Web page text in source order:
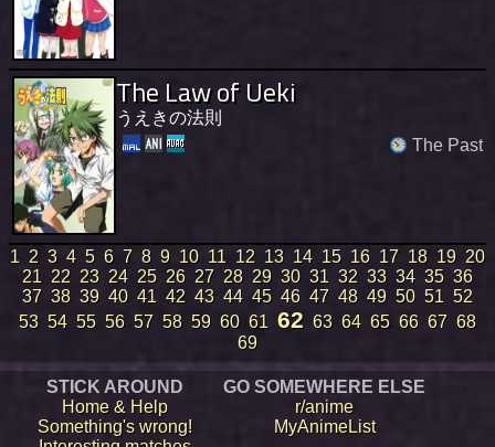
The Law of Ueki
うえきの法則
The Past
1 2 3 4 5 6 7 8 9 10 11 12 13 14 15 16 17 18 19 20
21 22 23 24 25 26 27 28 29 30 31 32 33 34 35 36
37 38 39 40 41 42 43 44 45 46 47 48 49 50 51 52
53 54 55 56 57 58 59 60 61 62 63 64 65 66 67 68
69
STICK AROUND
Home & Help
Something's wrong!
GO SOMEWHERE ELSE
r/anime
MyAnimeList